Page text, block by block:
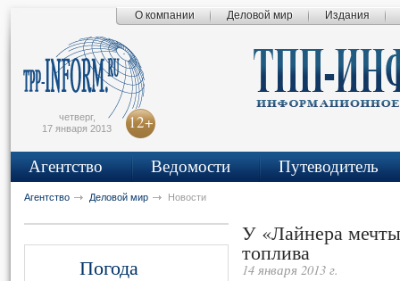
О компании Деловой мир Издания
четверг,
17 января 2013
12+
Агентство Ведомости Путеводитель
Агентство Деловой мир Новости
Погода
У «Лайнера
топлива
14 января 2013 г.